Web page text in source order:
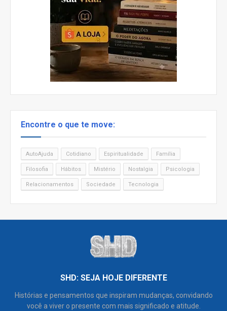
Encontre o que te move:
AutoAjuda Cotidiano Espiritualidade Família
Filosofia Hábitos Mistério Nostalgia Psicologia
Relacionamentos Sociedade Tecnologia
SHD: SEJA HOJE DIFERENTE
Histórias e pensamentos que inspiram mudanças, convidando
você a viver o presente com mais significado e atitude.